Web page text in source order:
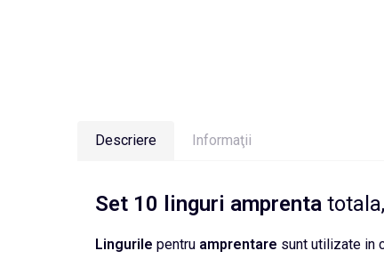
Descriere Informaţii
Set 10 linguri amprenta
Lingurile pentru amprentare sunt utilizate in